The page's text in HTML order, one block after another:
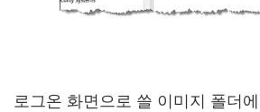
로그온 화면으로 쓸 이미지 폴더